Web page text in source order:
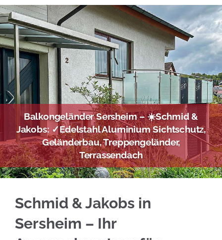
Balkongeländer Sersheim – ☀️Schmid &
Jakobs: ✓Edelstahl Aluminium Sichtschutz,
Geländerbau, Treppengeländer,
Terrassendach
Schmid & Jakobs in
Sersheim – Ihr